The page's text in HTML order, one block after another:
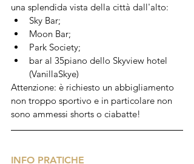
una splendida vista della città dall'alto:
Sky Bar;
Moon Bar;
Park Society;
bar al 35piano dello Skyview hotel
(VanillaSkye)
Attenzione: è richiesto un abbigliamento
non troppo sportivo e in particolare non
sono ammessi shorts o ciabatte!
INFO PRATICHE